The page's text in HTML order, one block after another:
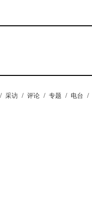
/ 采访 / 评论 / 专题 / 电台 /